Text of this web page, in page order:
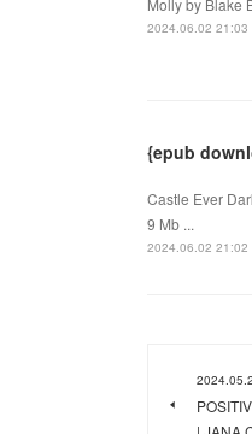
Molly by Blake
2024.06.02 21:03
{epub
Castle Ever
9 Mb ...
2024.06.02 21:02